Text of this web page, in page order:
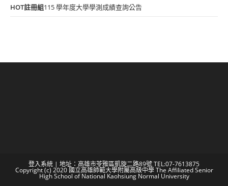
HOT註冊組115 學年度大學學測成績查詢公告
登入系統 | 地址：高雄市苓雅區凱旋二路89號 TEL:07-7613875
Copyright (c) 2020 國立高雄師範大學附屬高級中學 The Affiliated Senior
High School of National Kaohsiung Normal University